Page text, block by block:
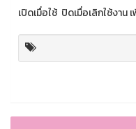
เปิดเมื่อใช้ ปิดเมื่อเลิกใช้งาน